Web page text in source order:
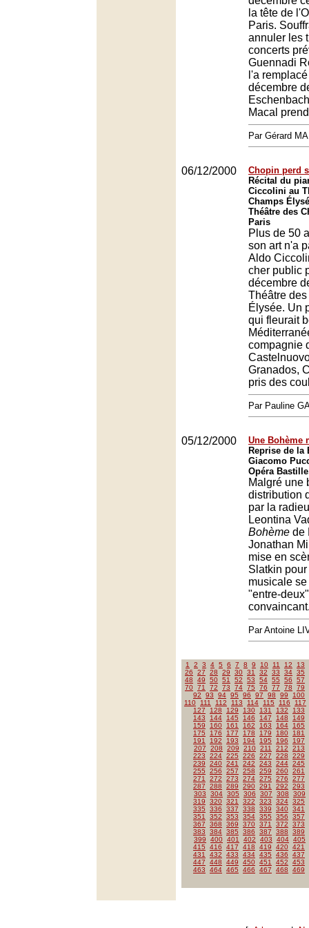
la tête de
Paris.
annuler les
concerts
Guennadi
l'a
décembre
Macal
Par Gérard
06/12/2000
Chopin perd
Récital du
Ciccolini au
Champs
Théâtre des
Paris
Plus de 50
son art n'a
Aldo
cher public
décembre
Théâtre
Élysée. Un
qui fleurait
compagnie
Granados,
pris des
Par Pauline
05/12/2000
Une Bohème
Reprise de la
Giacomo
Opéra
Malgré une
distribution
par la
Leontina
Bohème de
Jonathan
mise en
Slatkin
musicale
"entre-
Par Antoine
1 2 3 4 5 6 7 8 9 10 11 12
13
26
27 28 29 30 31 32 33 34 35
48
49 50 51 52 53 54 55 56
57
70 71 72 73 74 75 76 77 78
79
92
93 94 95 96 97 98 99
100
110
111 112 113 114 115 116
117
127
128 129 130 131 132
133
143
144 145 146 147 148
149
159
160 161 162 163 164
165
175
176 177 178 179 180
181
191
192 193 194 195 196
197
207
208 209 210 211 212
213
223
224 225 226 227 228
229
239
240 241 242 243 244 245
255
256 257 258 259 260 261
271
272 273 274 275 276
277
287
288 289 290 291 292
293
303
304 305 306 307 308
309
319
320 321 322 323 324 325
335
336 337 338 339 340 341
351
352 353 354 355 356
357
367
368 369 370 371 372
373
383
384 385 386 387 388
389
399
400 401 402 403 404 405
415
416 417 418 419 420 421
431
432 433 434 435 436
437
447
448 449 450 451 452
453
463
464 465 466 467 468 469